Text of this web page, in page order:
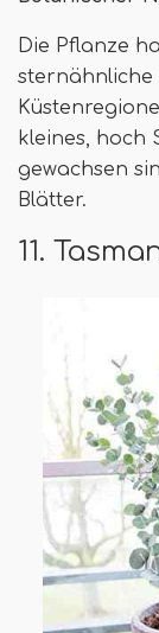
Die Pflanze
sternähnliche
kleines, hoch
gewachsen
Blätter.
11.